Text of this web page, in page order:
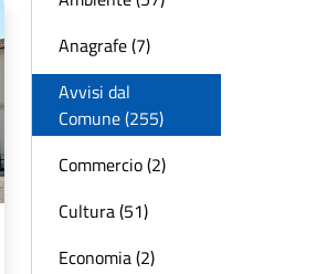
Anagrafe (7)
Avvisi dal
Comune (255)
Commercio (2)
Cultura (51)
Economia (2)